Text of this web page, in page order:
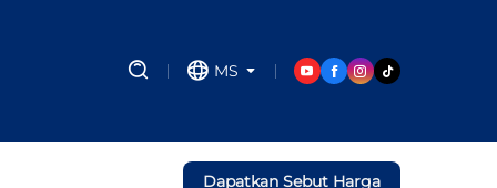
MS
Dapatkan Sebut Harga